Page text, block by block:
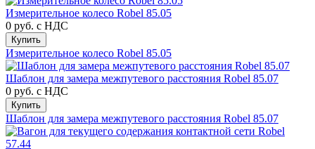
Измерительное колесо Robel 85.05
0 руб. с НДС
Купить
Измерительное колесо Robel 85.05
Шаблон для замера межпутевого расстояния Robel 85.07
0 руб. с НДС
Купить
Шаблон для замера межпутевого расстояния Robel 85.07